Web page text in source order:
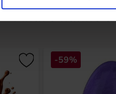
Andre kunne
-59%